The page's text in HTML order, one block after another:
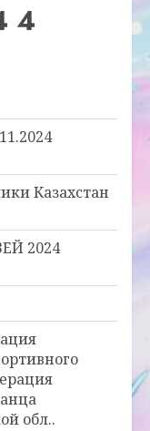
4
Казахстан
2024
обл..